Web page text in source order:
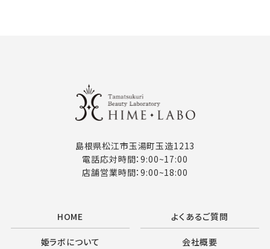
島根県松江市玉湯町玉造1213
電話応対時間：9:00~17:00
店舗営業時間：9:00~18:00
HOME よくあるご質問
姫ラボについて 会社概要